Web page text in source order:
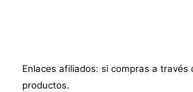
Enlaces afiliados: si compras a
productos.